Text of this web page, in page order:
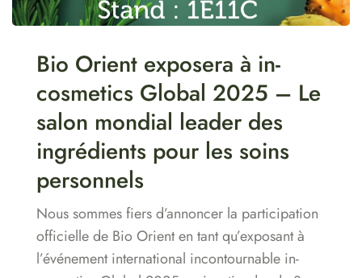
Bio Orient exposera à in-
cosmetics Global 2025 – Le
salon mondial leader des
ingrédients pour les soins
personnels
Nous sommes fiers d’annoncer la participation
officielle de Bio Orient en tant qu’exposant à
l’événement international incontournable in-